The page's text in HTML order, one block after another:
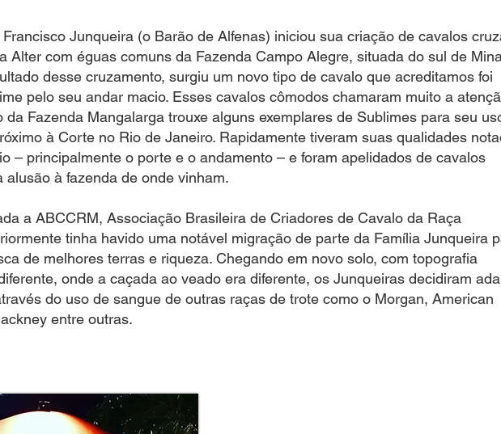
Junqueira (o Barão de Alfenas) iniciou sua criação de cavalos
Alter com éguas comuns da Fazenda Campo Alegre, situada do sul de
desse cruzamento, surgiu um novo tipo de cavalo que acreditamos foi
pelo seu andar macio. Esses cavalos cômodos chamaram muito a
da Fazenda Mangalarga trouxe alguns exemplares de Sublimes para seu
à Corte no Rio de Janeiro. Rapidamente tiveram suas qualidades
– principalmente o porte e o andamento – e foram apelidados de cavalos
alusão à fazenda de onde vinham.
a ABCCRM, Associação Brasileira de Criadores de Cavalo da Raça
tinha havido uma notável migração de parte da Família Junqueira
de melhores terras e riqueza. Chegando em novo solo, com topografia
onde a caçada ao veado era diferente, os Junqueiras decidiram
do uso de sangue de outras raças de trote como o Morgan, American
entre outras.